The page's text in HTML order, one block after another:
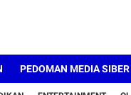
PEDOMAN MEDIA SIBER